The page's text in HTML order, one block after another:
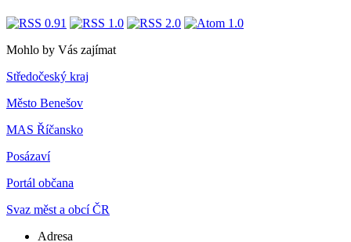
Mohlo by Vás zajímat
Středočeský kraj
Město Benešov
MAS Říčansko
Posázaví
Portál občana
Svaz měst a obcí ČR
Adresa